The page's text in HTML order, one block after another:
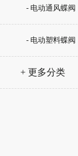
- 电动通风蝶阀
- 电动塑料蝶阀
+ 更多分类